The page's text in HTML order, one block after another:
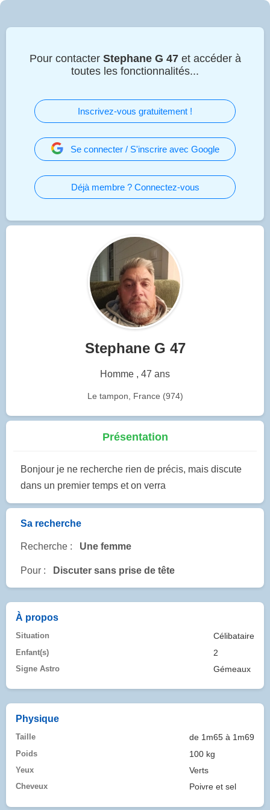
Pour contacter Stephane G 47et accéder à
toutes les fonctionnalités...
Inscrivez-vous gratuitement !
Se connecter / S'inscrire avec Google
Déjà membre ? Connectez-vous
Stephane G 47
Homme , 47 ans
Le tampon, France (974)
Présentation
Bonjour je ne recherche rien de précis, mais discute
dans un premier temps et on verra
Sa recherche
Recherche : Une femme
Pour : Discuter sans prise de tête
À propos
Situation Célibataire
Enfant(s) 2
Signe Astro Gémeaux
Physique
Taille de 1m65 à 1m69
Poids 100 kg
Yeux Verts
Cheveux Poivre et sel